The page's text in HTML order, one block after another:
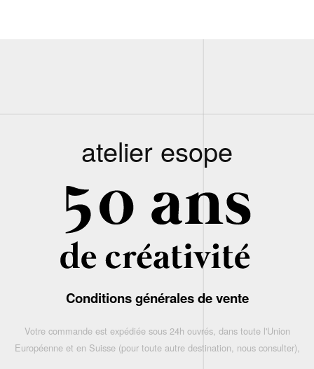
atelier esope
Conditions générales de vente
Votre commande est expédiée sous 24h ouvrés, dans toute l'Union
Européenne et en Suisse (pour toute autre destination, nous consulter),